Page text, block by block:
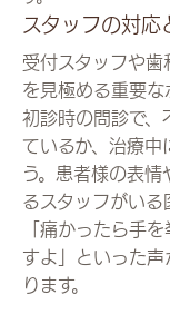
スタッフの対
受付スタッフや
を見極める重要な
初診時の問診で
ているか、治療
う。患者様の表
るスタッフがいる
「痛かったら手
すよ」といった
ります。